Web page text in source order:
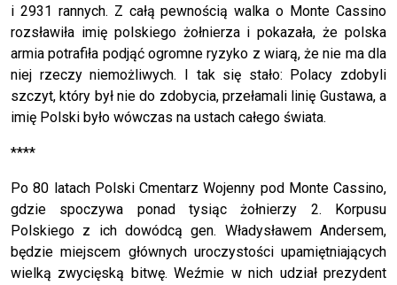
i 2931 rannych. Z całą pewnością walka o Monte Cassino
rozsławiła imię polskiego żołnierza i pokazała, że polska
armia potrafiła podjąć ogromne ryzyko z wiarą, że nie ma dla
niej rzeczy niemożliwych. I tak się stało: Polacy zdobyli
szczyt, który był nie do zdobycia, przełamali linię Gustawa, a
imię Polski było wówczas na ustach całego świata.
****
Po 80 latach Polski Cmentarz Wojenny pod Monte Cassino,
gdzie spoczywa ponad tysiąc żołnierzy 2. Korpusu
Polskiego z ich dowódcą gen. Władysławem Andersem,
będzie miejscem głównych uroczystości upamiętniających
wielką zwycięską bitwę. Weźmie w nich udział prezydent